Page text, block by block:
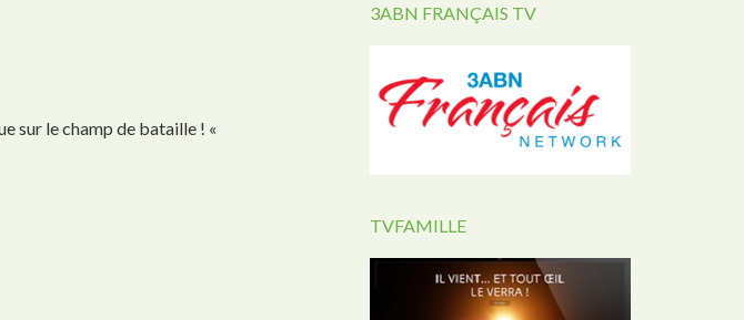
sur le champ de bataille ! «
3ABN FRANÇAIS TV
TVFAMILLE